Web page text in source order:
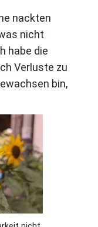
nackten
nicht
habe die
Verluste zu
bin,